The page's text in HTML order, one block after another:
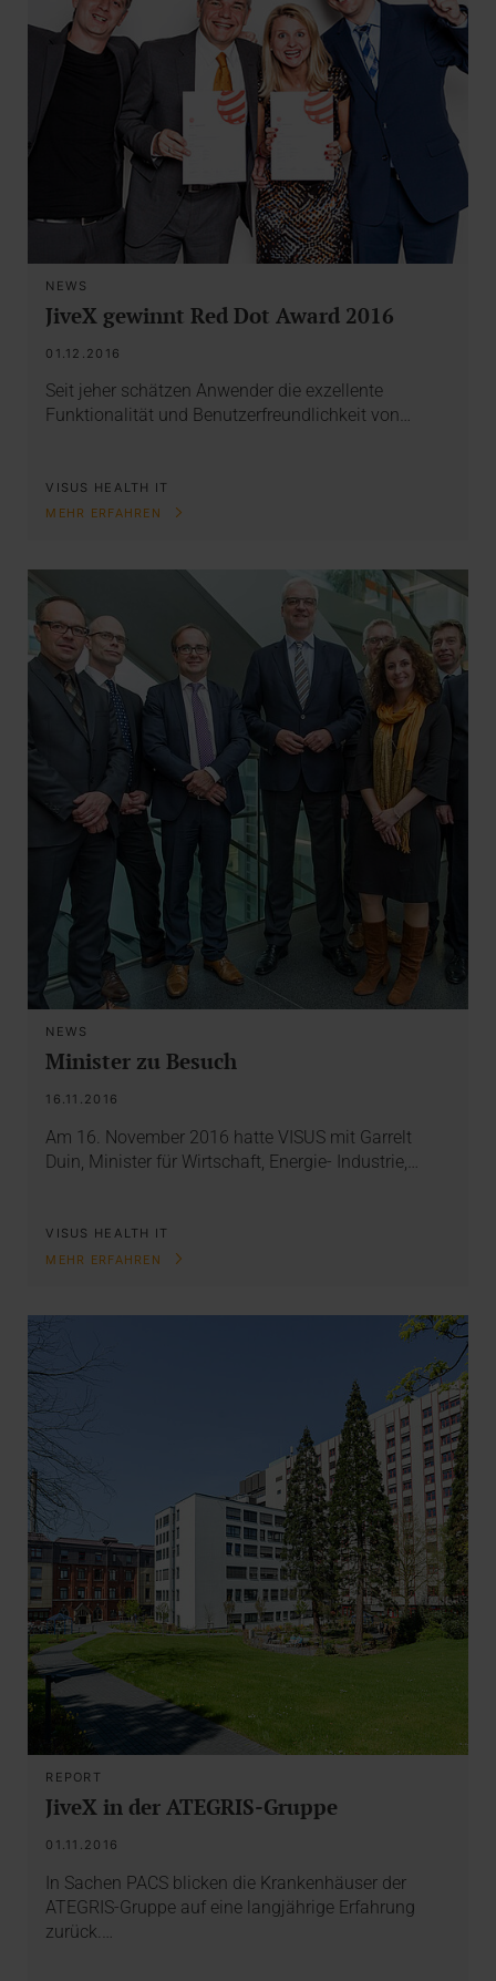
NEWS
JiveX gewinnt Red Dot Award 2016
01.12.2016
Seit jeher schätzen Anwender die exzellente
Funktionalität und Benutzerfreundlichkeit von…
VISUS HEALTH IT
MEHR ERFAHREN
NEWS
Minister zu Besuch
16.11.2016
Am 16. November 2016 hatte VISUS mit Garrelt
Duin, Minister für Wirtschaft, Energie- Industrie,…
VISUS HEALTH IT
MEHR ERFAHREN
REPORT
JiveX in der ATEGRIS-Gruppe
01.11.2016
In Sachen PACS blicken die Krankenhäuser der
ATEGRIS-Gruppe auf eine langjährige Erfahrung
zurück.…